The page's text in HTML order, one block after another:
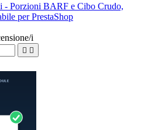
- Porzioni BARF e Cibo Crudo,
per PrestaShop
i
 